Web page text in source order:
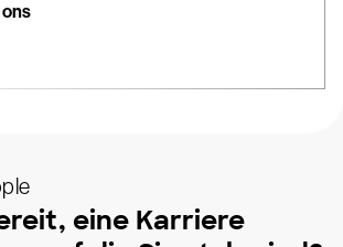
eine Karriere